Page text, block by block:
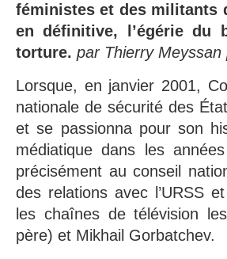
féministes et des militants
en définitive, l’égérie du
torture. par Thierry Meyssan
Lorsque, en janvier 2001,
nationale de sécurité des
et se passionna pour son
médiatique dans les
précisément au conseil
des relations avec l’URSS
les chaînes de télévision
père) et Mikhail Gorbatchev.